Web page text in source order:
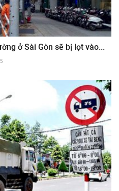
ở Sài Gòn sẽ bị lọt vào...